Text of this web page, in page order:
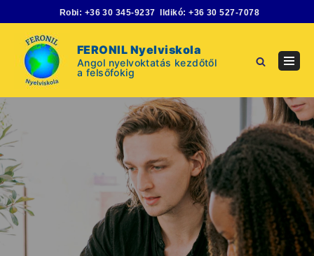
to
content
Robi: +36 30 345-9237 Ildikó:+36 30 527-7078
FERONIL Nyelviskola
Angol nyelvoktatás kezdőtől
a felsőfokig